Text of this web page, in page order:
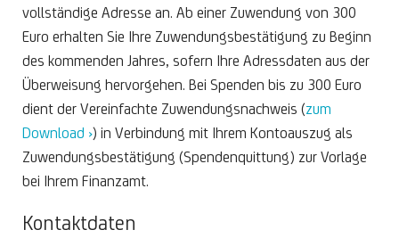
vollständige Adresse an. Ab einer Zuwendung von 300
Euro erhalten Sie Ihre Zuwendungsbestätigung zu Beginn
des kommenden Jahres, sofern Ihre Adressdaten aus der
Überweisung hervorgehen. Bei Spenden bis zu 300 Euro
dient der Vereinfachte Zuwendungsnachweis (zum
Download ›) in Verbindung mit Ihrem Kontoauszug als
Zuwendungsbestätigung (Spendenquittung) zur Vorlage
bei Ihrem Finanzamt.
Kontaktdaten